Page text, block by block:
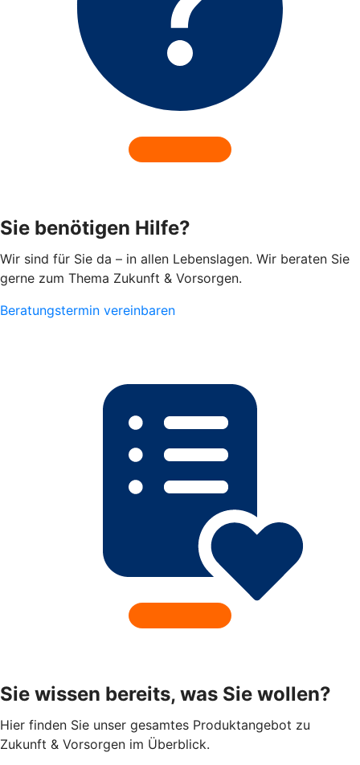
Sie benötigen Hilfe?
Wir sind für Sie da – in allen Lebenslagen. Wir beraten Sie
gerne zum Thema Zukunft & Vorsorgen.
Beratungstermin vereinbaren
Sie wissen bereits, was Sie wollen?
Hier finden Sie unser gesamtes Produktangebot zu
Zukunft & Vorsorgen im Überblick.